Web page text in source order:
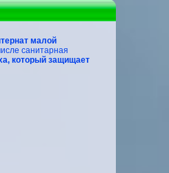
малой
санитарная
который защищает